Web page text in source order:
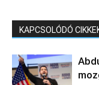
KAPCSOLÓDÓ